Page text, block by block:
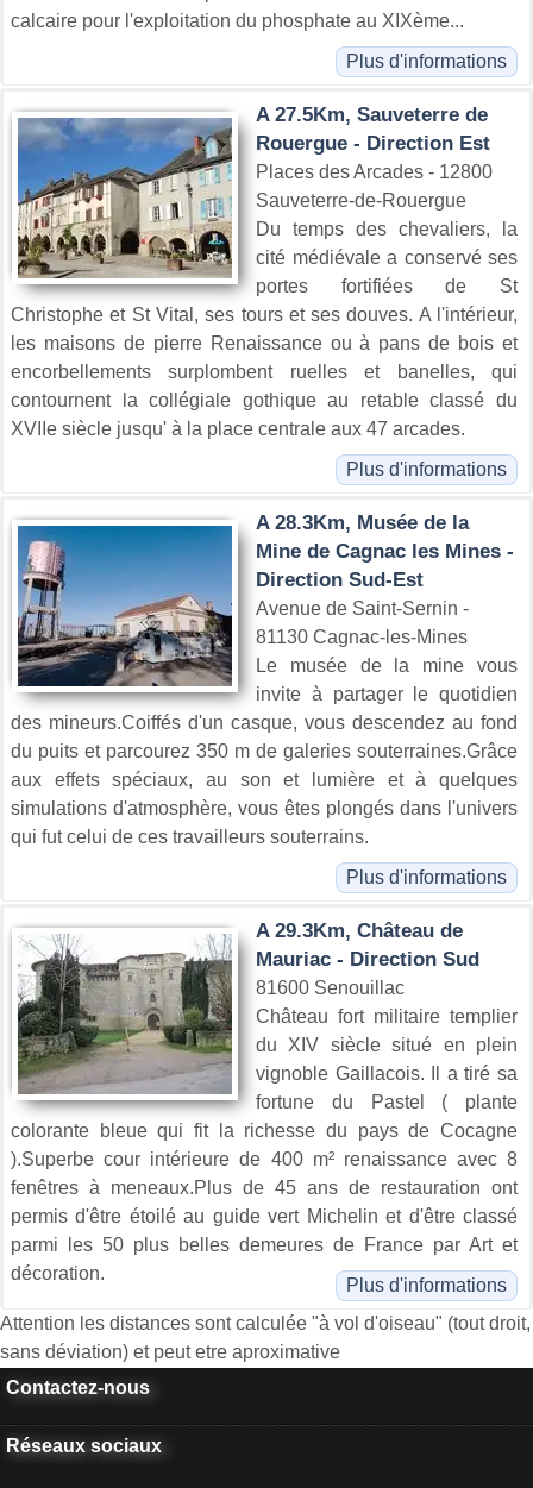
calcaire pour l'exploitation du phosphate au XIXème...
Plus d'informations
A 27.5Km, Sauveterre de
Rouergue - Direction Est
Places des Arcades - 12800
Sauveterre-de-Rouergue
Du temps des chevaliers, la
cité médiévale a conservé ses
portes fortifiées de St
Christophe et St Vital, ses tours et ses douves. A l'intérieur,
les maisons de pierre Renaissance ou à pans de bois et
encorbellements surplombent ruelles et banelles, qui
contournent la collégiale gothique au retable classé du
XVIIe siècle jusqu' à la place centrale aux 47 arcades.
Plus d'informations
A 28.3Km, Musée de la
Mine de Cagnac les Mines -
Direction Sud-Est
Avenue de Saint-Sernin -
81130 Cagnac-les-Mines
Le musée de la mine vous
invite à partager le quotidien
des mineurs.Coiffés d'un casque, vous descendez au fond
du puits et parcourez 350 m de galeries souterraines.Grâce
aux effets spéciaux, au son et lumière et à quelques
simulations d'atmosphère, vous êtes plongés dans l'univers
qui fut celui de ces travailleurs souterrains.
Plus d'informations
A 29.3Km, Château de
Mauriac - Direction Sud
81600 Senouillac
Château fort militaire templier
du XIV siècle situé en plein
vignoble Gaillacois. Il a tiré sa
fortune du Pastel ( plante
colorante bleue qui fit la richesse du pays de Cocagne
).Superbe cour intérieure de 400 m² renaissance avec 8
fenêtres à meneaux.Plus de 45 ans de restauration ont
permis d'être étoilé au guide vert Michelin et d'être classé
parmi les 50 plus belles demeures de France par Art et
décoration.
Plus d'informations
Attention les distances sont calculée "à vol d'oiseau" (tout droit,
sans déviation) et peut etre aproximative
Contactez-nous
Réseaux sociaux